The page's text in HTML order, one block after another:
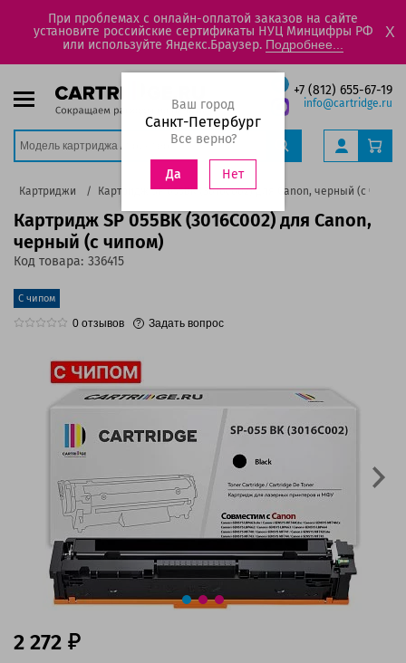
При проблемах с онлайн-оплатой заказов на сайте
установите российские сертификаты НУЦ Минцифры РФ
или используйте Яндекс.Браузер. Подробнее...
X
+7 (812) 655-67-19
info@cartridge.ru
Ваш город
Санкт-Петербург
Все верно?
Да Нет
Картриджи Картридж SP 055BK (3016C002) для Canon, черный (с чипом)
Картридж SP 055BK (3016C002) для Canon,
черный (с чипом)
Код товара: 336415
С чипом
0 отзывов Задать вопрос
2 272